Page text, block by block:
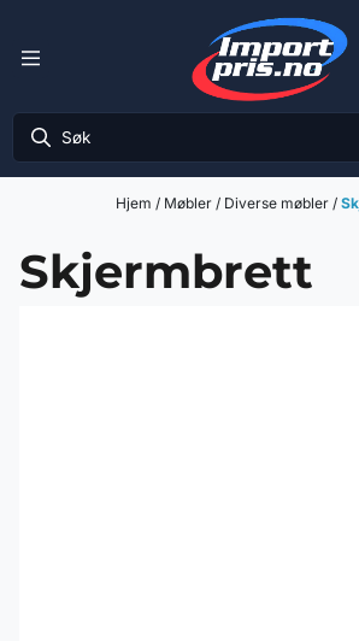
Hjem / Møbler / Diverse møbler /
Skjermbrett